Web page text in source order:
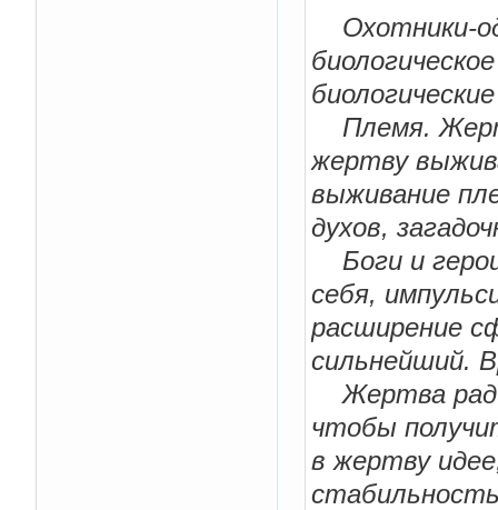
Охотники-
Племя.
жертву
выживание
духов,
Боги и
себя,
расширение
сильнейший.
Жертва
чтобы
в жертву